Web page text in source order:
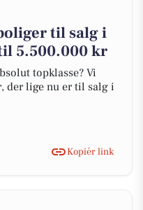
til salg i
5.500.000 kr
topklasse? Vi
der lige nu er til salg i
Kopiér link